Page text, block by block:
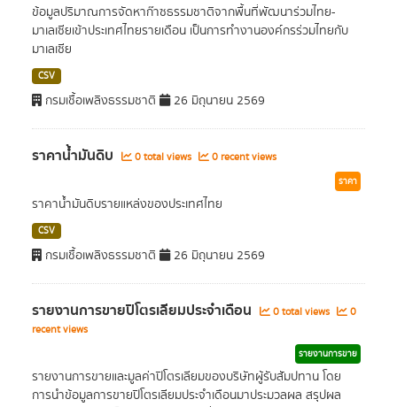
ข้อมูลปริมาณการจัดหาก๊าซธรรมชาติจากพื้นที่พัฒนาร่วมไทย-
มาเลเซียเข้าประเทศไทยรายเดือน เป็นการทำงานองค์กรร่วมไทยกับ
มาเลเซีย
CSV
กรมเชื้อเพลิงธรรมชาติ 26 มิถุนายน 2569
ราคาน้ำมันดิบ 0 total views 0 recent views
ราคา
ราคาน้ำมันดิบรายแหล่งของประเทศไทย
CSV
กรมเชื้อเพลิงธรรมชาติ 26 มิถุนายน 2569
รายงานการขายปิโตรเลียมประจำเดือน 0 total views
0
recent views
รายงานการขาย
รายงานการขายและมูลค่าปิโตรเลียมของบริษัทผู้รับสัมปทาน โดย
การนำข้อมูลการขายปิโตรเลียมประจำเดือนมาประมวลผล สรุปผล